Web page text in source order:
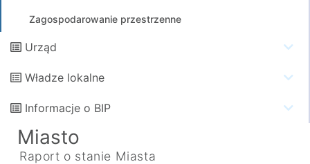
Zagospodarowanie przestrzenne
Urząd
Władze lokalne
Informacje o BIP
Miasto
Raport o stanie Miasta